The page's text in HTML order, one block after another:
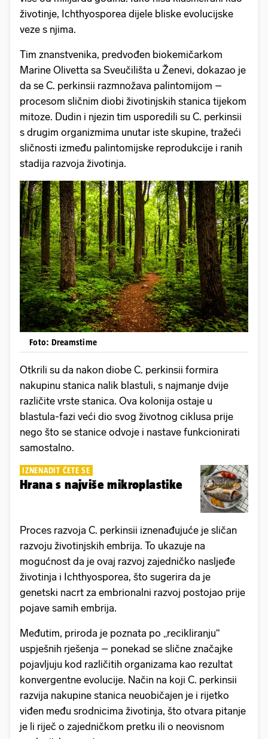
životinje, Ichthyosporea dijele bliske evolucijske
veze s njima.
Tim znanstvenika, predvođen biokemičarkom
Marine Olivetta sa Sveučilišta u Ženevi, dokazao je
da se C. perkinsii razmnožava palintomijom –
procesom sličnim diobi životinjskih stanica tijekom
mitoze. Dudin i njezin tim usporedili su C. perkinsii
s drugim organizmima unutar iste skupine, tražeći
sličnosti između palintomijske reprodukcije i ranih
stadija razvoja životinja.
Foto: Dreamstime
Otkrili su da nakon diobe C. perkinsii formira
nakupinu stanica nalik blastuli, s najmanje dvije
različite vrste stanica. Ova kolonija ostaje u
blastula-fazi veći dio svog životnog ciklusa prije
nego što se stanice odvoje i nastave funkcionirati
samostalno.
IZNENADIT ĆETE SE
Hrana s najviše mikroplastike
Proces razvoja C. perkinsii iznenađujuće je sličan
razvoju životinjskih embrija. To ukazuje na
mogućnost da je ovaj razvoj zajedničko nasljeđe
životinja i Ichthyosporea, što sugerira da je
genetski nacrt za embrionalni razvoj postojao prije
pojave samih embrija.
Međutim, priroda je poznata po „recikliranju“
uspješnih rješenja – ponekad se slične značajke
pojavljuju kod različitih organizama kao rezultat
konvergentne evolucije. Način na koji C. perkinsii
razvija nakupine stanica neuobičajen je i rijetko
viđen među srodnicima životinja, što otvara pitanje
je li riječ o zajedničkom pretku ili o neovisnom